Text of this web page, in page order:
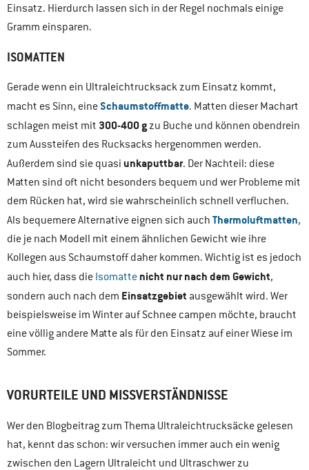
Einsatz. Hierdurch lassen sich in der Regel nochmals einige
Gramm einsparen.
ISOMATTEN
Gerade wenn ein Ultraleichtrucksack zum Einsatz kommt,
macht es Sinn, eineSchaumstoffmatte. Matten dieser Machart
schlagen meist mit 300-400 gzu Buche und können obendrein
zum Aussteifen des Rucksacks hergenommen werden.
Außerdem sind sie quasi unkaputtbar. Der Nachteil: diese
Matten sind oft nicht besonders bequem und wer Probleme mit
dem Rücken hat, wird sie wahrscheinlich schnell verfluchen.
Als bequemere Alternative eignen sich auch Thermoluftmatten,
die je nach Modell mit einem ähnlichen Gewicht wie ihre
Kollegen aus Schaumstoff daher kommen. Wichtig ist es jedoch
auch hier, dass die Isomatte nicht nur nach dem Gewicht,
sondern auch nach dem Einsatzgebiet ausgewählt wird. Wer
beispielsweise im Winter auf Schnee campen möchte, braucht
eine völlig andere Matte als für den Einsatz auf einer Wiese im
Sommer.
VORURTEILE UND MISSVERSTÄNDNISSE
Wer den Blogbeitrag zum Thema Ultraleichtrucksäcke gelesen
hat, kennt das schon: wir versuchen immer auch ein wenig
zwischen den Lagern Ultraleicht und Ultraschwer zu